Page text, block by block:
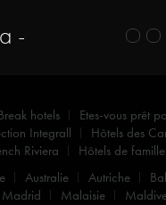
-
hotels Etes-vous prêt
Integrall
Hôtels des
Riviera Hôtels de famille
Australie Autriche
Madrid Malaisie